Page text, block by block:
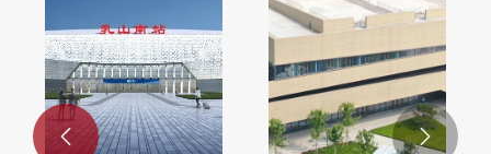
 